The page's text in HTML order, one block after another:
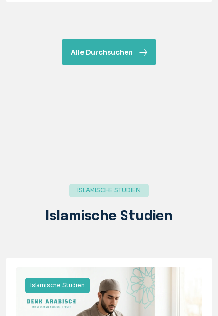
Alle Durchsuchen
ISLAMISCHE STUDIEN
Islamische Studien
Islamische Studien